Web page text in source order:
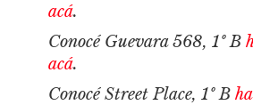
acá.
Conocé Guevara 568, 1º B
acá.
Conocé Street Place, 1º B